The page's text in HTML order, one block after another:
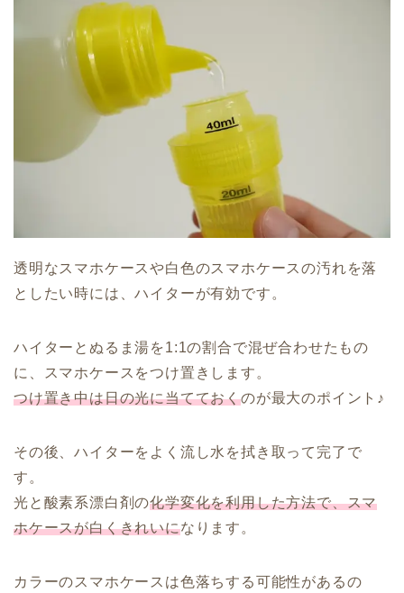
透明なスマホケースや白色のスマホケースの汚れを落
としたい時には、ハイターが有効です。
ハイターとぬるま湯を1:1の割合で混ぜ合わせたもの
に、スマホケースをつけ置きします。
つけ置き中は日の光に当てておくのが最大のポイント♪
その後、ハイターをよく流し水を拭き取って完了で
す。
光と酸素系漂白剤の化学変化を利用した方法で、スマ
ホケースが白くきれいになります。
カラーのスマホケースは色落ちする可能性があるの